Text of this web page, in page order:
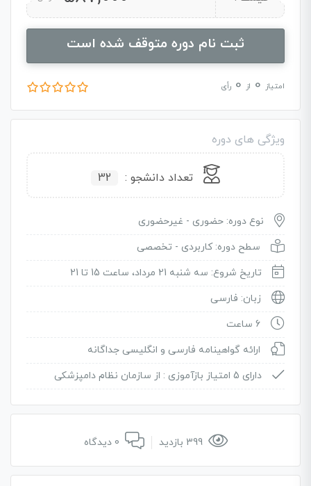
ثبت نام دوره متوقف شده است
امتیاز 0 از 0 رأی
ویژگی های دوره
تعداد دانشجو : 32
نوع دوره: حضوری - غیرحضوری
سطح دوره: کاربردی - تخصصی
تاریخ شروع: سه شنبه 21 مرداد، ساعت 15 تا 21
زبان: فارسی
6 ساعت
ارائه گواهینامه فارسی و انگلیسی جداگانه
دارای 5 امتیاز بازآموزی :
از سازمان نظام دامپزشکی
399 بازدید